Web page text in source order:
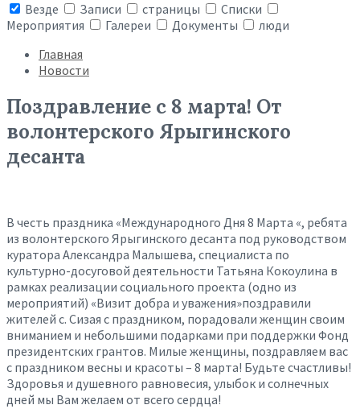
Везде Записи страницы
Списки
Мероприятия
Галереи Документы
люди
Главная
Новости
Поздравление с 8 марта! От
волонтерского Ярыгинского
десанта
В честь праздника «Международного Дня 8 Марта «, ребята
из волонтерского Ярыгинского десанта под руководством
куратора Александра Малышева, специалиста по
культурно-досуговой деятельности Татьяна Кокоулина в
рамках реализации социального проекта (одно из
мероприятий) «Визит добра и уважения»поздравили
жителей с. Сизая с праздником, порадовали женщин своим
вниманием и небольшими подарками при поддержки Фонд
президентских грантов. Милые женщины, поздравляем вас
с праздником весны и красоты – 8 марта! Будьте счастливы!
Здоровья и душевного равновесия, улыбок и солнечных
дней мы Вам желаем от всего сердца!